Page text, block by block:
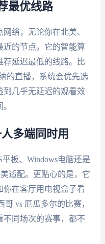
最优线路
络，无论你在北美、
近的节点。它的智能算
荐延迟最低的线路。比
的直播，系统会优先选
到几乎无延迟的观看效
多端同时用
板、Windows电脑还是
适配。更贴心的是，它
在客厅用电视盒子看
vs 厄瓜多尔的比赛，
不同场次的赛事，都不